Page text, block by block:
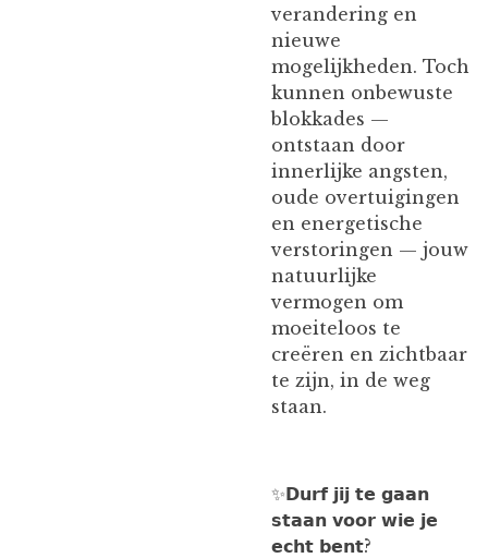
verandering en
nieuwe
mogelijkheden. Toch
kunnen onbewuste
blokkades —
ontstaan door
innerlijke angsten,
oude overtuigingen
en energetische
verstoringen — jouw
natuurlijke
vermogen om
moeiteloos te
creëren en zichtbaar
te zijn, in de weg
staan.
✨️𝗗𝘂𝗿𝗳 𝗷𝗶𝗷 𝘁𝗲 𝗴𝗮𝗮𝗻
𝘀𝘁𝗮𝗮𝗻 𝘃𝗼𝗼𝗿 𝘄𝗶𝗲 𝗷𝗲
𝗲𝗰𝗵𝘁 𝗯𝗲𝗻𝘁?